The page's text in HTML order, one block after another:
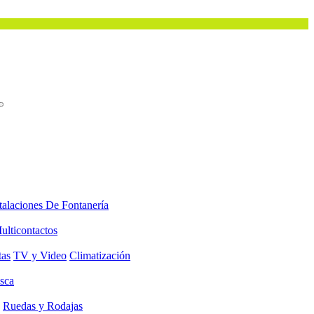
De Fontanería
TV y Video Climatización
Ruedas y Rodajas